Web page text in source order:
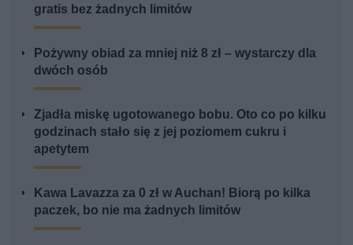
gratis bez żadnych limitów
Pożywny obiad za mniej niż 8 zł – wystarczy dla
dwóch osób
Zjadła miskę ugotowanego bobu. Oto co po kilku
godzinach stało się z jej poziomem cukru i
apetytem
Kawa Lavazza za 0 zł w Auchan! Biorą po kilka
paczek, bo nie ma żadnych limitów